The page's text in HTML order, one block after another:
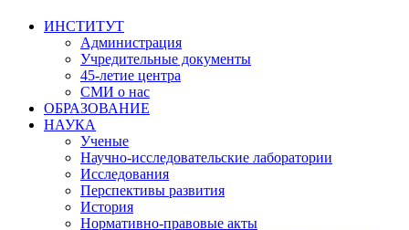
ИНСТИТУТ
Администрация
Учредительные документы
45-летие центра
СМИ о нас
ОБРАЗОВАНИЕ
НАУКА
Ученые
Научно-исследовательские лаборатории
Исследования
Перспективы развития
История
Нормативно-правовые акты